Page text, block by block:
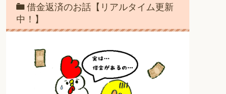
借金返済のお話【リアルタイム更新
中！】